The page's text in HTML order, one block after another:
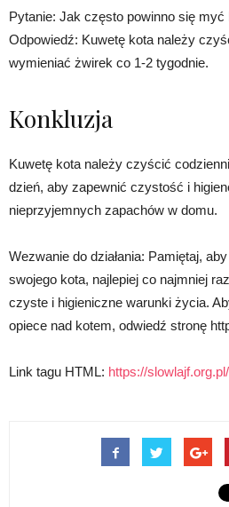
Pytanie: Jak często powinno się myć
Odpowiedź: Kuwetę kota należy
wymieniać żwirek co 1-2 tygodnie.
Konkluzja
Kuwetę kota należy czyścić
dzień, aby zapewnić czystość i
nieprzyjemnych zapachów w domu.
Wezwanie do działania: Pamiętaj,
swojego kota, najlepiej co najmniej
czyste i higieniczne warunki życia.
opiece nad kotem, odwiedź stronę
Link tagu HTML: https://slowlajf.org.pl/